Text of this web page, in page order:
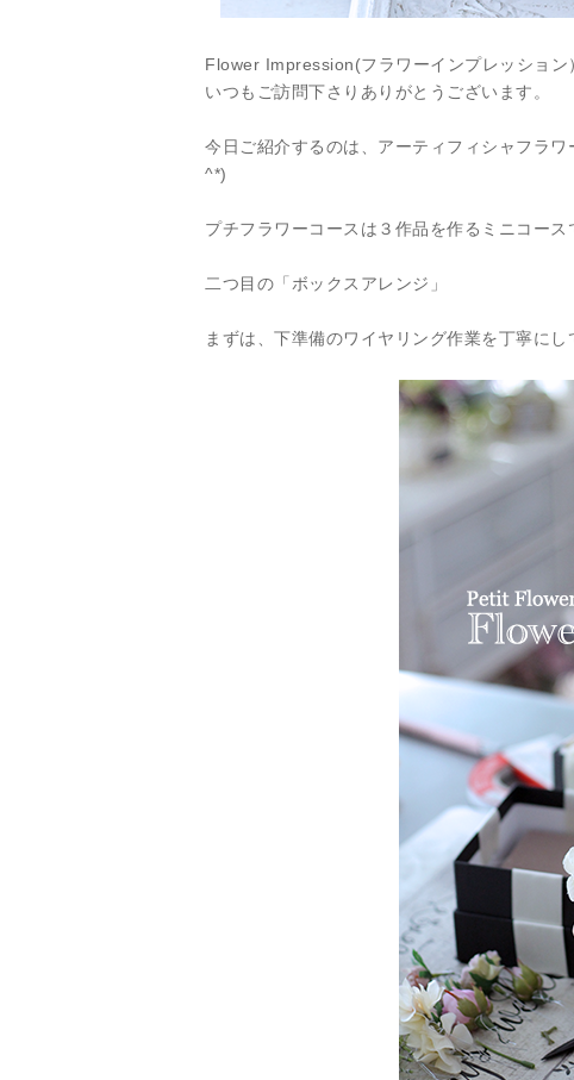
Flower Impression(フラワーインプレッショ
いつもご訪問下さりありがとうございます。
今日ご紹介するのは、アーティフィシャフラ
^*)
プチフラワーコースは３作品を作るミニコー
二つ目の「ボックスアレンジ」
まずは、下準備のワイヤリング作業を丁寧にし